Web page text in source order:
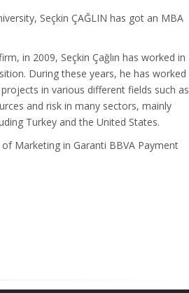
Seçkin ÇAĞLIN has got an MBA
in 2009, Seçkin Çağlın has worked in
During these years, he has worked
in various different fields such as
and risk in many sectors, mainly
Turkey and the United States.
of Marketing in Garanti BBVA Payment